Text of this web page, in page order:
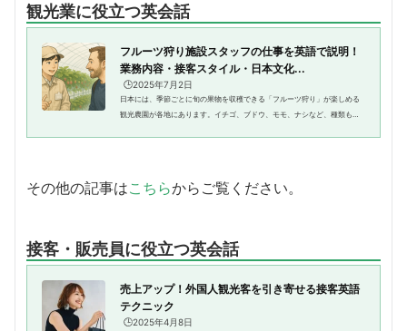
観光業に役立つ英会話
フルーツ狩り施設スタッフの仕事を英語で説明！
業務内容・接客スタイル・日本文化...
🕒️2025年7月2日
日本には、季節ごとに旬の果物を収穫できる「フルーツ狩り」が楽しめる
観光農園が各地にあります。イチゴ、ブドウ、モモ、ナシなど、種類も豊
その他の記事はこちらからご覧ください。
接客・販売員に役立つ英会話
売上アップ！外国人観光客を引き寄せる接客英語
テクニック
🕒️2025年4月8日